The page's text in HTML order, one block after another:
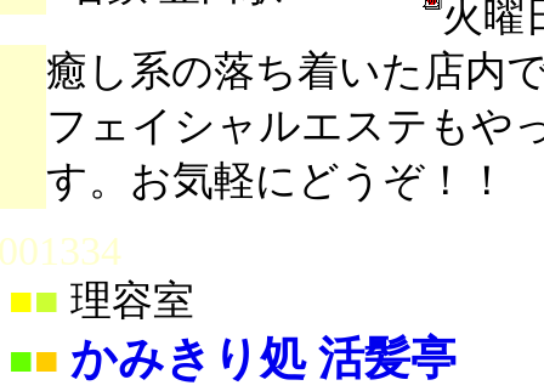
火曜
癒し系の落ち着いた店内
フェイシャルエステもや
す。お気軽にどうぞ！！
■ 理容室
■■ かみきり処 活髪亭